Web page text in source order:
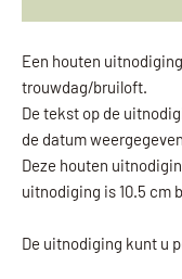
Een houten
trouwdag/bruiloft.
De tekst op de
de datum
Deze houten
uitnodiging is 10.5 cm
De uitnodiging kunt u